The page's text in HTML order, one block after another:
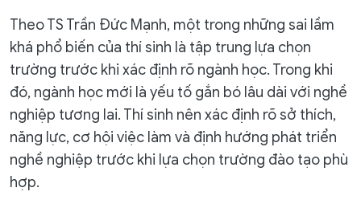
Theo TS Trần Đức Mạnh, một trong những sai lầm
khá phổ biến của thí sinh là tập trung lựa chọn
trường trước khi xác định rõ ngành học. Trong khi
đó, ngành học mới là yếu tố gắn bó lâu dài với nghề
nghiệp tương lai. Thí sinh nên xác định rõ sở thích,
năng lực, cơ hội việc làm và định hướng phát triển
nghề nghiệp trước khi lựa chọn trường đào tạo phù
hợp.